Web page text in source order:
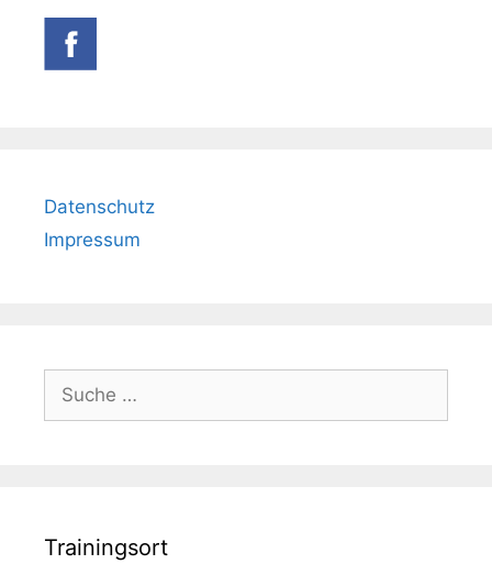
Datenschutz
Impressum
nach:
Trainingsort